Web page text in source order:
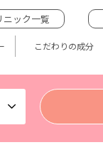
ニック一覧
こだわりの成分